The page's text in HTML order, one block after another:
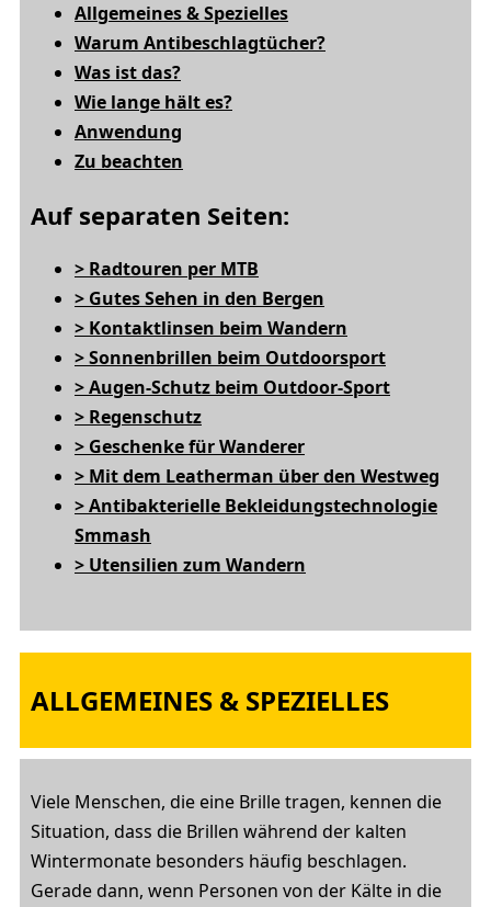
Allgemeines & Spezielles
Warum Antibeschlagtücher?
Was ist das?
Wie lange hält es?
Anwendung
Zu beachten
Auf separaten Seiten:
> Radtouren per MTB
> Gutes Sehen in den Bergen
> Kontaktlinsen beim Wandern
> Sonnenbrillen beim Outdoorsport
> Augen-Schutz beim Outdoor-Sport
> Regenschutz
> Geschenke für Wanderer
> Mit dem Leatherman über den Westweg
> Antibakterielle Bekleidungstechnologie
Smmash
> Utensilien zum Wandern
ALLGEMEINES & SPEZIELLES
Viele Menschen, die eine Brille tragen, kennen die
Situation, dass die Brillen während der kalten
Wintermonate besonders häufig beschlagen.
Gerade dann, wenn Personen von der Kälte in die